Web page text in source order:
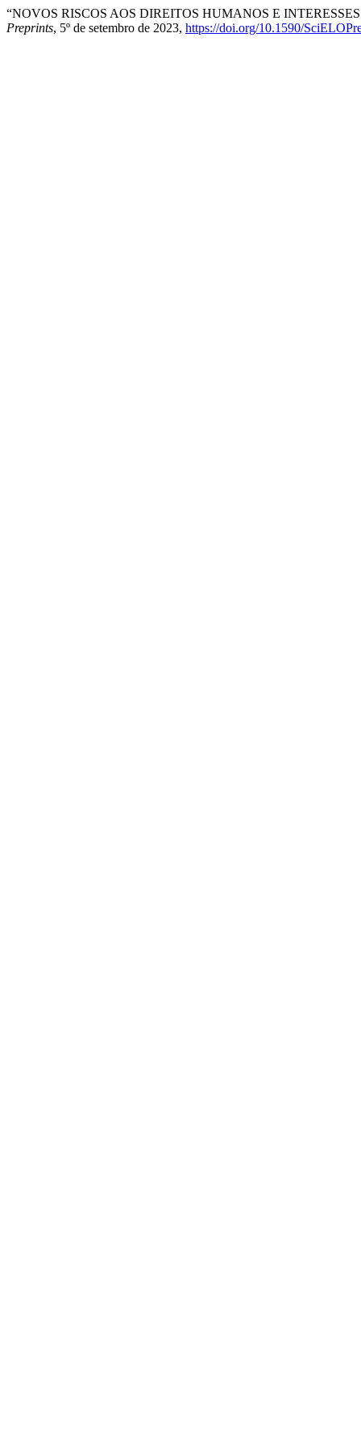
“NOVOS RISCOS AOS DIREITOS HUMANOS E
Preprints, 5º de setembro de 2023, https://doi.org/10.1590/